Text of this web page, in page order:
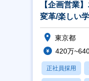
【企画営業
変革/楽しい
解決
東京都
420万
正社員採用